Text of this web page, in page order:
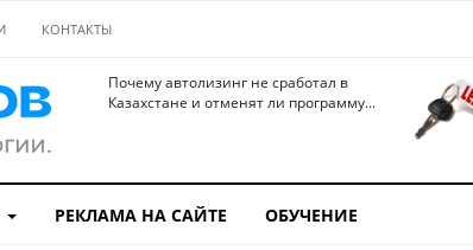
КОНТАКТЫ
Почему автолизинг не сработал в
Казахстане и отменят ли программу...
РЕКЛАМА НА САЙТЕ ОБУЧЕНИЕ